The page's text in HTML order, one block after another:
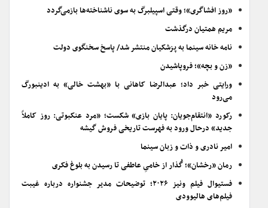
«روز افشاگری»؛ وقتی اسپیلبرگ به سوی ناشناخته‌ها بازمی‌گردد
مریم همتیان درگذشت
نامه خانه سینما به پزشکیان منتشر شد/ پاسخ سخنگوی دولت
«زن و بچه»؛ فروپاشیدن
ورایتی خبر داد؛ عبدالرضا کاهانی با «بهشت خالی» به ادینبورگ
می‌رود
رکورد «انتقام‌جویان: پایان بازی» شکست؛ «مرد عنکبوتی: روز کاملاً
جدید» درحال ورود به فهرست تاریخی فروش گیشه
امیر نادری و ذات و زبان سینما
رمان «رخشان»؛ گُذار از خامیِ عاطفی تا رسیدن به بلوغ فکری
فستیوال فیلم ونیز ۲۰۲۶؛ توضیحات مدیر جشنواره درباره غیبت
فیلم‌های هالیوودی